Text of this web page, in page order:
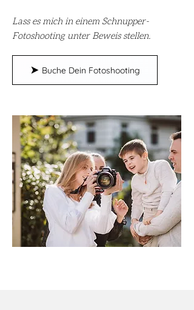
Lass es mich in einem Schnupper-
Fotoshootingunter Beweis stellen.
Buche Dein Fotoshooting